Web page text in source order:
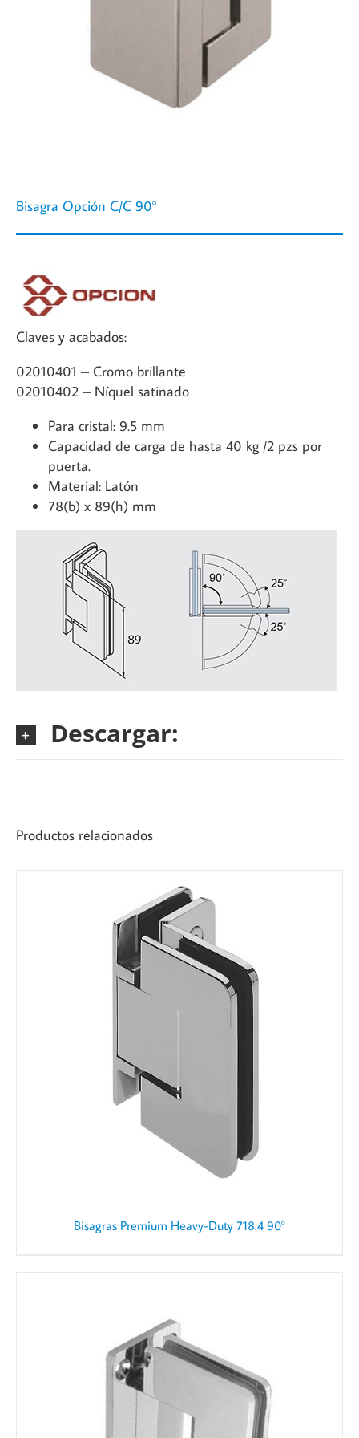
Bisagra Opción C/C 90°
Claves y acabados:
02010401 – Cromo brillante
02010402 – Níquel satinado
Para cristal: 9.5 mm
Capacidad de carga de hasta 40 kg /2 pzs por
puerta.
Material: Latón
78(b) x 89(h) mm
Descargar:
Productos relacionados
Bisagras Premium Heavy-Duty 718.4 90°